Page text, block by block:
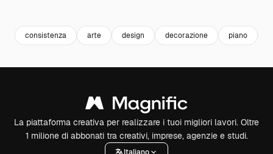
consistenza arte design decorazione piano
La piattaforma creativa per realizzare i tuoi migliori lavori. Oltre
1 milione di abbonati tra creativi, imprese, agenzie e studi.
Italiano